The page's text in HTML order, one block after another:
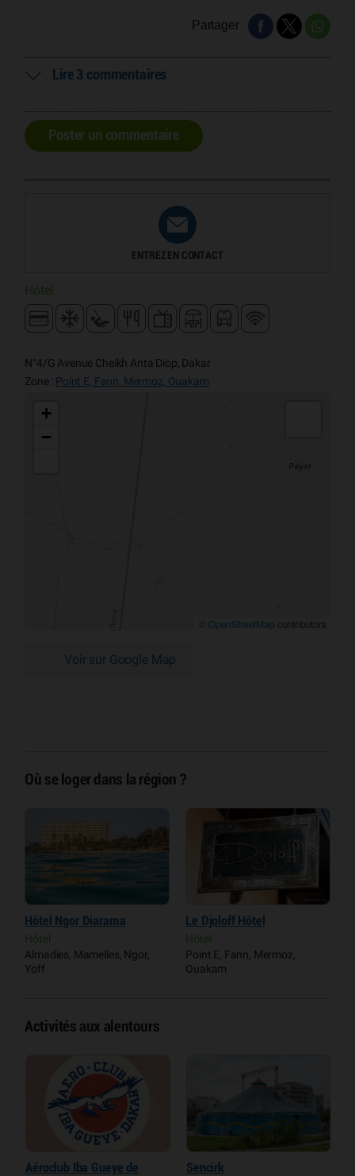
Partager
Lire 3 commentaires
Poster un commentaire
ENTREZ EN CONTACT
Hôtel
N°4/G Avenue Cheikh Anta Diop, Dakar
Zone : Point E, Fann, Mermoz, Ouakam
+
−
OpenStreetMap contributors
Voir sur Google Map
Où se loger dans la région ?
Hôtel Ngor Diarama
Hôtel
Almadies, Mamelles, Ngor,
Yoff
Le Djoloff Hôtel
Hôtel
Point E, Fann, Mermoz,
Ouakam
Activités aux alentours
Aéroclub Iba Gueye de
Sencirk